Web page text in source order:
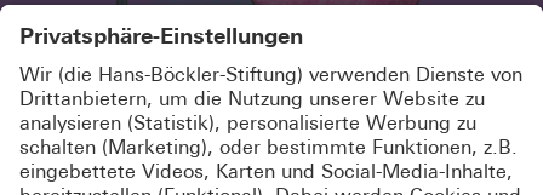
SCHÖN, DASS DU HIER BIST!
MELDE DICH KOSTENLOS AN UND
ABONNIERE UNSEREN